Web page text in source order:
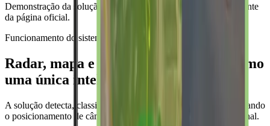
Demonstração da solução em vídeo curto, incorporado diretamente
da página oficial.
Funcionamento do sistema
Radar, mapa e imagem trabalhando como
uma única inteligência.
A solução detecta, classifica e rastreia alvos em tempo real, apoiando
o posicionamento de câmera, alarmes locais e resposta operacional.